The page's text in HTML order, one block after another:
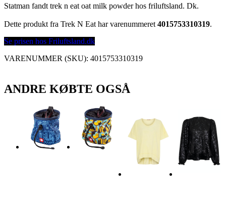
Statman fandt trek n eat oat milk powder hos friluftsland. Dk.
Dette produkt fra Trek N Eat har varenummeret 4015753310319.
Se prisen hos Friluftsland.dk
VARENUMMER (SKU): 4015753310319
ANDRE KØBTE OGSÅ